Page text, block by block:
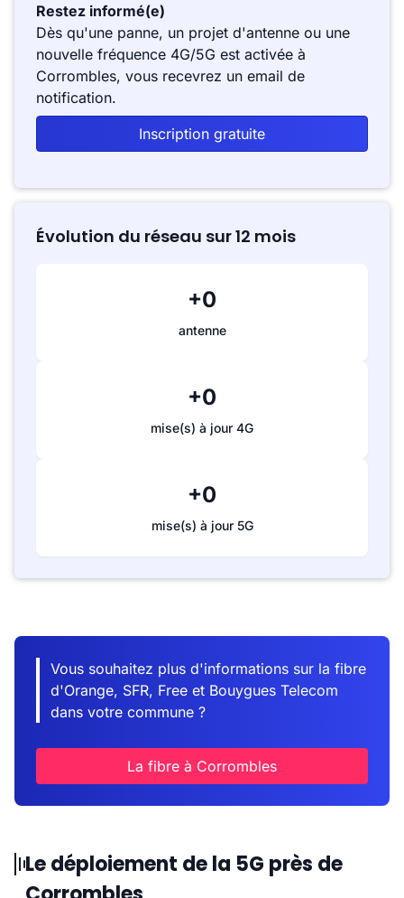
Restez informé(e)
Dès qu'une panne, un projet d'antenne ou une
nouvelle fréquence 4G/5G est activée à
Corrombles, vous recevrez un email de
notification.
Inscription gratuite
Évolution du réseau sur 12 mois
+0
antenne
+0
mise(s) à jour 4G
+0
mise(s) à jour 5G
Vous souhaitez plus d'informations sur la fibre
d'Orange, SFR, Free et Bouygues Telecom
dans votre commune ?
La fibre à Corrombles
Le déploiement de la 5G près de